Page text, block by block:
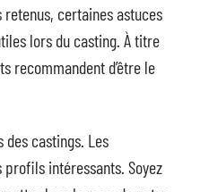
certaines astuces
lors du casting. À titre
recommandent d’être le
des castings. Les
intéressants. Soyez